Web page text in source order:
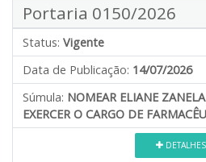
Portaria 0150/2026
Status: Vigente
Data de Publicação: 14/07/2026
Súmula: NOMEAR ELIANE
EXERCER O CARGO DE
DETALHES